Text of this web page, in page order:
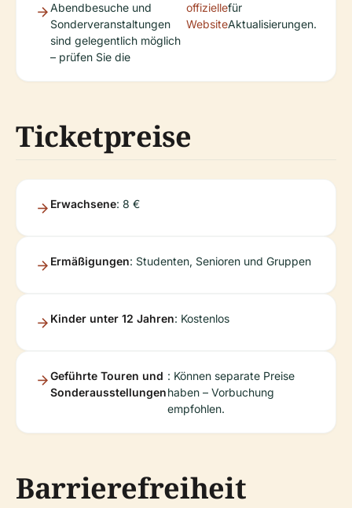
Abendbesuche und
Sonderveranstaltungen
sind gelegentlich möglich
– prüfen Sie die
offizielle
Website
für
Aktualisierungen.
Ticketpreise
Erwachsene: 8 €
Ermäßigungen: Studenten, Senioren und Gruppen
Kinder unter 12 Jahren: Kostenlos
Geführte Touren und
Sonderausstellungen
: Können separate Preise
haben – Vorbuchung
empfohlen.
Barrierefreiheit